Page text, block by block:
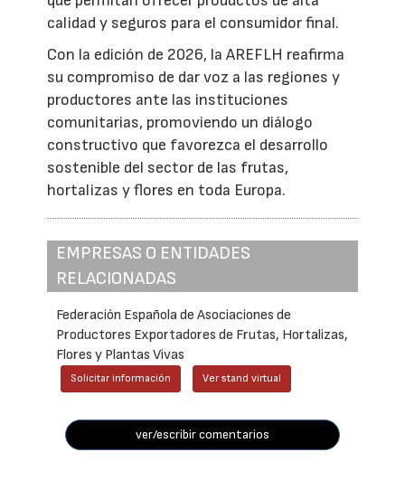
calidad y seguros para el consumidor final.
Con la edición de 2026, la AREFLH reafirma
su compromiso de dar voz a las regiones y
productores ante las instituciones
comunitarias, promoviendo un diálogo
constructivo que favorezca el desarrollo
sostenible del sector de las frutas,
hortalizas y flores en toda Europa.
EMPRESAS O ENTIDADES
RELACIONADAS
Federación Española de Asociaciones de
Productores Exportadores de Frutas, Hortalizas,
Flores y Plantas Vivas
Solicitar información Ver stand virtual
ver/escribir comentarios